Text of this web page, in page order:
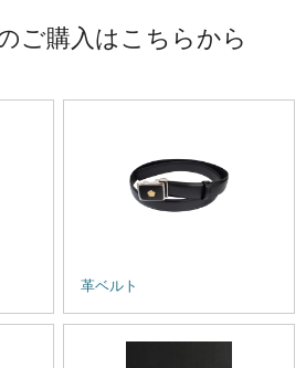
ご購入はこちらから
革ベルト